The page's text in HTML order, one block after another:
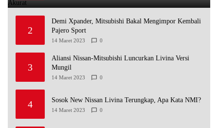
2
Demi Xpander, Mitsubishi Bakal Mengimpor Kembali
Pajero Sport
14 Maret 2023 0
3
Aliansi Nissan-Mitsubishi Luncurkan Livina Versi
Mungil
14 Maret 2023 0
4 Sosok New Nissan Livina Terungkap, Apa Kata NMI?
14 Maret 2023 0